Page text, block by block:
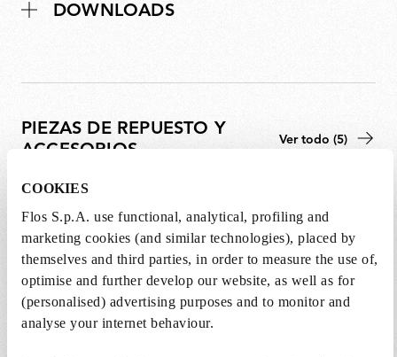
COOKIES
Flos S.p.A. use functional, analytical, profiling and
marketing cookies (and similar technologies), placed by
themselves and third parties, in order to measure the use of,
optimise and further develop our website, as well as for
(personalised) advertising purposes and to monitor and
analyse your internet behaviour.
DOWNLOADS
PIEZAS DE REPUESTO Y
ACCESORIOS
Ver todo (5)